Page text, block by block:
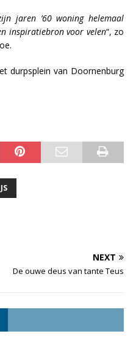
jaren ’60 woning helemaal
inspiratiebron voor velen“, zo
durpsplein van Doornenburg
NEXT
De ouwe deus van tante Teus